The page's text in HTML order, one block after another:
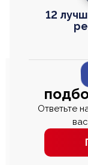
12
Ответьте